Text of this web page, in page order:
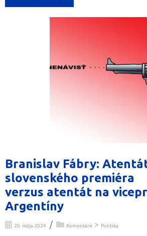
Branislav Fábry:
slovenského premiéra
verzus atentát na
Argentíny
20. mája 2024 / Komentáre > Politika